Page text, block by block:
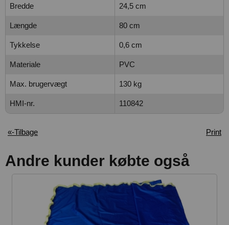
Bredde 24,5 cm
Længde 80 cm
Tykkelse 0,6 cm
Materiale PVC
Max. brugervægt 130 kg
HMI-nr. 110842
«-Tilbage Print
Andre kunder købte også